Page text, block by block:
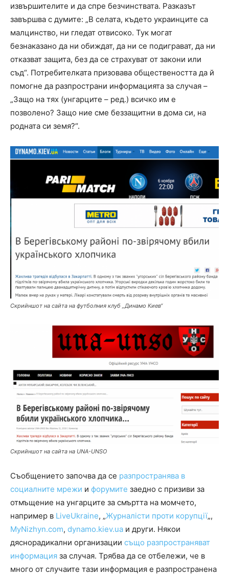
извършителите и да спре безчинствата. Разказът
завършва с думите: „В селата, където украинците са
малцинство, ни гледат отвисоко. Тук могат
безнаказано да ни обиждат, да ни се подиграват, да ни
отказват защита, без да се страхуват от закони или
съд“. Потребителката призовава обществеността да й
помогне да разпространи информацията за случая –
„Защо на тях (унгарците – ред.) всичко им е
позволено? Защо ние сме беззащитни в дома си, на
родната си земя?“.
Скрийншот на сайта на футболния клуб „Динамо Киев“
Скрийншот на сайта на UNA-UNSO
Съобщението започва да се разпространява в
социалните мрежи и форумите заедно с призиви за
отмъщение на унгарците за смъртта на момчето,
например в LiveUkraine, „Журналісти проти корупції„,
MyNizhyn.com, dynamo.kiev.ua и други. Някои
дяснорадикални организации също разпространяват
информация за случая. Трябва да се отбележи, че в
много от случаите тази информация е разпространена